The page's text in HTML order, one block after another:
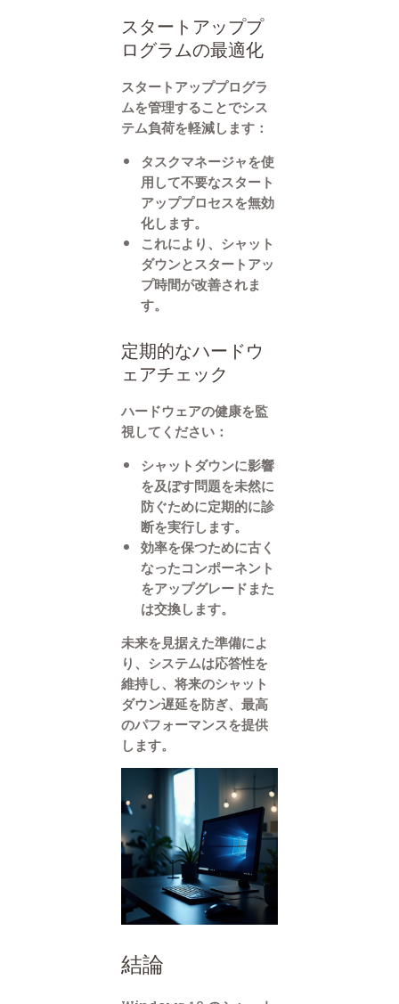
スタートアッププ
ログラムの最適化
スタートアッププログラ
ムを管理することでシス
テム負荷を軽減します：
タスクマネージャを使
用して不要なスタート
アッププロセスを無効
化します。
これにより、シャット
ダウンとスタートアッ
プ時間が改善されま
す。
定期的なハードウ
ェアチェック
ハードウェアの健康を監
視してください：
シャットダウンに影響
を及ぼす問題を未然に
防ぐために定期的に診
断を実行します。
効率を保つために古く
なったコンポーネント
をアップグレードまた
は交換します。
未来を見据えた準備によ
り、システムは応答性を
維持し、将来のシャット
ダウン遅延を防ぎ、最高
のパフォーマンスを提供
します。
結論